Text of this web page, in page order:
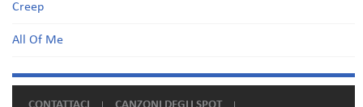
Creep
All Of Me